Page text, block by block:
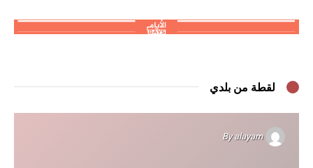
لقطة من بلدي
Byalayam